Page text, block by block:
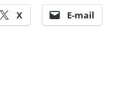
X E-mail